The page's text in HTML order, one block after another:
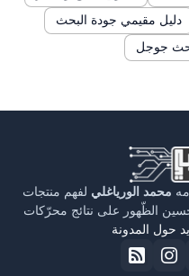
دليل مقيمي جودة البحث
جوجل
محمد الورياغلي لفهم منتجات
الظّهور على نتائج محرّكات
حول المدونة